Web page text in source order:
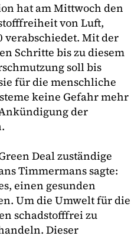
hat am Mittwoch den
von Luft,
verabschiedet. Mit der
Schritte bis zu diesem
soll bis
für die menschliche
keine Gefahr mehr
der
Deal zuständige
Timmermans sagte:
einen gesunden
Um die Umwelt für die
schadstofffrei zu
Dieser